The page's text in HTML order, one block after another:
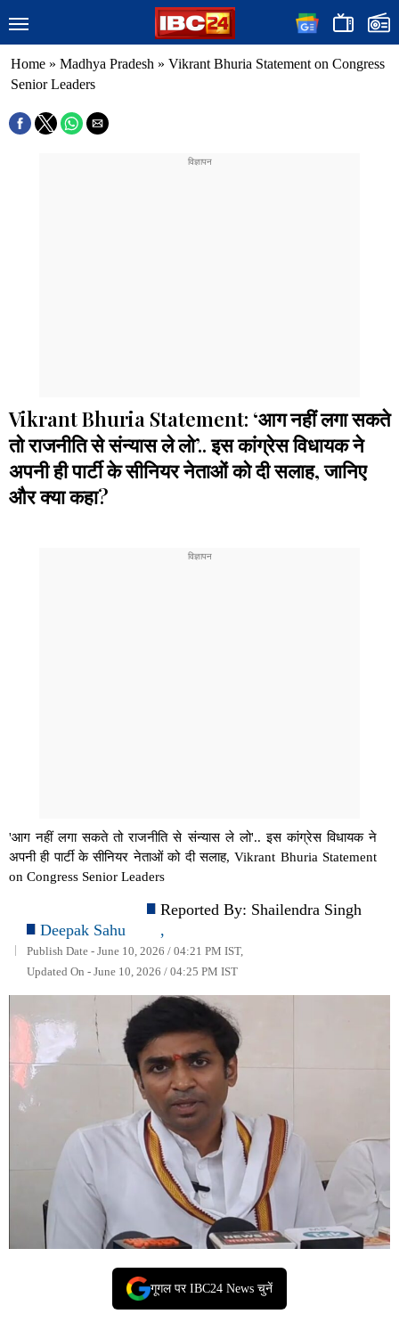
Home » Madhya Pradesh » Vikrant Bhuria Statement on Congress
Senior Leaders
Vikrant Bhuria Statement: ‘आग नहीं लगा सकते
तो राजनीति से संन्यास ले लो’.. इस कांग्रेस विधायक ने
अपनी ही पार्टी के सीनियर नेताओं को दी सलाह, जानिए
और क्या कहा?
'आग नहीं लगा सकते तो राजनीति से संन्यास ले लो'.. इस कांग्रेस विधायक ने
अपनी ही पार्टी के सीनियर नेताओं को दी सलाह, Vikrant Bhuria Statement
on Congress Senior Leaders
Deepak Sahu
Reported By: Shailendra Singh
,
Publish Date - June 10, 2026 / 04:21 PM IST,
Updated On - June 10, 2026 / 04:25 PM IST
गूगल पर IBC24 News चुनें